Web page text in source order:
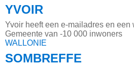
YVOIR
Yvoir heeft een e-mailadres en een
Gemeente van -10 000 inwoners
WALLONIE
SOMBREFFE